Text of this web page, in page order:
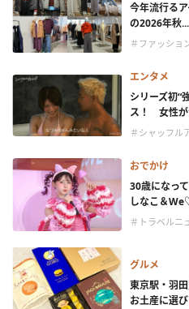
今年流行る
の2026年秋...
＃ファッショ
エンタメ
シリーズ初“
ス！ 女性が
＃シャッフル
おでかけ
30歳になっ
しなこ＆
＃トラベルニ
グルメ
東京駅・羽
お土産に選